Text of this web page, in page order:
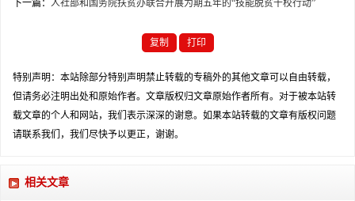
下一篇： 人社部和国务院扶贫办联合开展为期五年的“技能脱贫千校行动”
复制 打印
特别声明：本站除部分特别声明禁止转载的专稿外的其他文章可以自由转载，
但请务必注明出处和原始作者。文章版权归文章原始作者所有。对于被本站转
载文章的个人和网站，我们表示深深的谢意。如果本站转载的文章有版权问题
请联系我们，我们尽快予以更正，谢谢。
相关文章